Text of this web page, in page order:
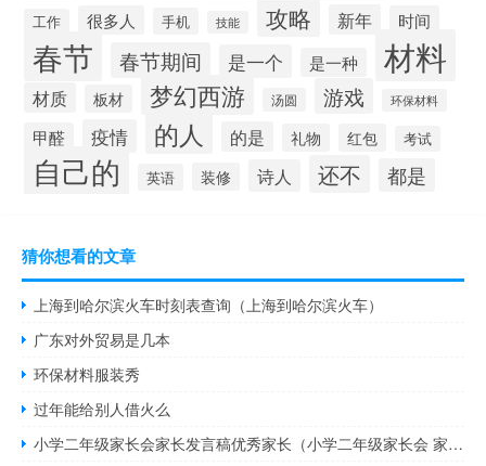
工作 很多人 手机 技能 攻略 新年 时间
春节 春节期间 是一个 是一种 材料
材质 板材 梦幻西游 汤圆 游戏 环保材料
甲醛 疫情 的人 的是 礼物 红包 考试
自己的 英语 装修 诗人 还不 都是
猜你想看的文章
上海到哈尔滨火车时刻表查询（上海到哈尔滨火车）
广东对外贸易是几本
环保材料服装秀
过年能给别人借火么
小学二年级家长会家长发言稿优秀家长（小学二年级家长会 家长发言稿）